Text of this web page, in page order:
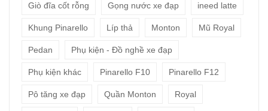
Giò đĩa cốt rỗng Gọng nước xe đạp ineed latte
Khung Pinarello Líp thả Monton Mũ Royal
Pedan Phụ kiện - Đồ nghề xe đạp
Phụ kiện khác Pinarello F10 Pinarello F12
Pô tăng xe đạp Quần Monton Royal